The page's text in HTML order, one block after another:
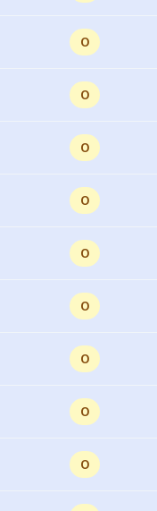
0
0
0
0
0
0
0
0
0